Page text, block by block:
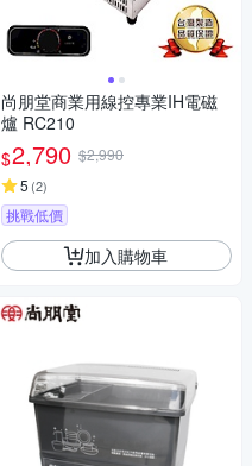
尚朋堂商業用線控專業IH電磁
爐 RC210
$2,790 $2,990
5 (2)
挑戰低價
加入購物車